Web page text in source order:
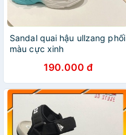
Sandal quai hậu ullzang phối
màu cực xinh
190.000 đ